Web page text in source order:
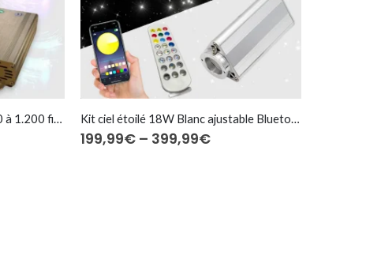
Kit ciel étoilé 16W RGBW⎜150 à 1.200 fibres optiques Kit ciel étoilé 18W Blanc ajustable Bluetooth⎜150 à 600 fibres optiques
199,99€ – 399,99€Price